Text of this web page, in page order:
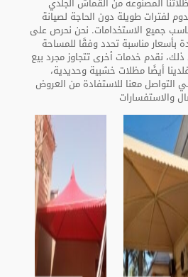
لفترات طويلة دون الحاجة لصيانة
جميع الاستخدامات. نحن نحرص على
بأسعار مناسبة تحدد وفقًا للمساحة
نقدم خدمات أخرى تتجاوز مجرد بيع
أيضًا مظلات خشبية وحديدية،
التواصل معنا للاستفادة من العروض
والاستفسارات